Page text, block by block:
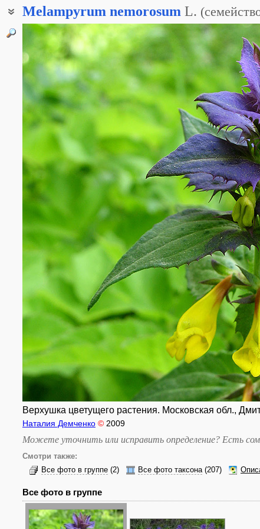
Melampyrum nemorosum L. (
Иван-да-Марья
Верхушка цветущего растения. Московская обл.,
Наталия Демченко © 2009
Можете уточнить или исправить определение? Есть
Смотри также:
Все фото в группе (2) Все фото таксона(207)
Все фото в группе